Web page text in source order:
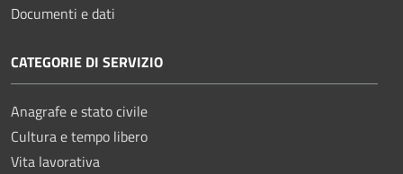
Documenti e dati
CATEGORIE DI SERVIZIO
Anagrafe e stato civile
Cultura e tempo libero
Vita lavorativa